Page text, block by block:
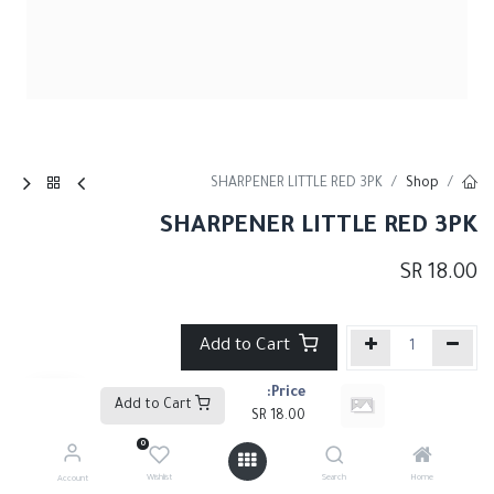
Price:
18.00
Home
Search
0
Wishlist
Account
Shop
SHARPENER LITTLE RED 3PK
SHARPENER LITTLE RED 3PK
18.00
Add to Cart
إضافة إلى قائمة الأمنيات